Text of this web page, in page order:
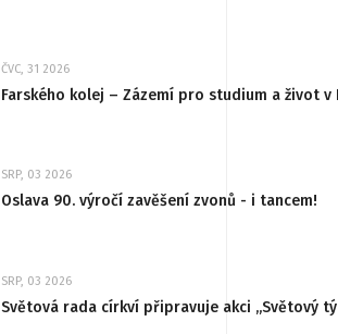
ČVC, 31 2026
Farského kolej – Zázemí pro studium a život v
SRP, 03 2026
Oslava 90. výročí zavěšení zvonů - i tancem!
SRP, 03 2026
Světová rada církví připravuje akci „Světový